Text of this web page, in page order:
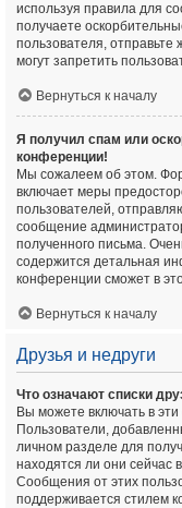
используя правила для
получаете
пользователя,
могут запретить
Вернуться к началу
Я получил спам или
конференции!
Мы сожалеем об этом.
включает меры
пользователей,
сообщение
полученного письма.
содержится детальная
конференции сможет в
Вернуться к началу
Друзья и недруги
Что означают списки
Вы можете включать в
Пользователи,
личном разделе для
находятся ли они сейчас
Сообщения от этих
поддерживается стилем